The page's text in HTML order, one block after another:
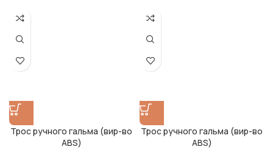
Трос ручного гальма (вир-во
ABS)
Трос ручного гальма (вир-во
ABS)